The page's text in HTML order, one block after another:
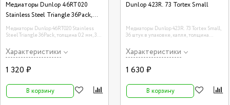
Медиаторы Dunlop 46RT020
Stainless Steel Triangle 36Pack,
толщина 0.2 мм, 36 шт.
Медиаторы Dunlop 46RT020 Stainless
Steel Triangle 36Pack, толщина 0.2 мм, 36
Характеристики
1 320 ₽
В корзину
Dunlop 423R. 73 Tortex Small
Медиаторы Dunlop 423R. 73 Tortex Small,
36 штук в упаковке, капля, толщина
Характеристики
1 630 ₽
В корзину